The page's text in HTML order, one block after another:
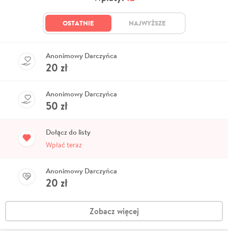
OSTATNIE NAJWYŻSZE
Anonimowy Darczyńca
20 zł
Anonimowy Darczyńca
50 zł
Dołącz do listy
Wpłać teraz
Anonimowy Darczyńca
20 zł
Zobacz więcej